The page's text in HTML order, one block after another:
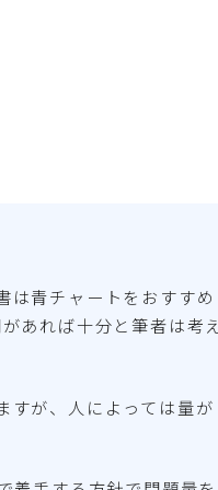
は青チャートをおすすめ
あれば十分と筆者は考え
すが、人によっては量が